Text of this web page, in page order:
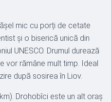
mic cu porți de cetate
și o biserică unică din
UNESCO. Drumul durează
vor rămâne mult timp. Ideal
după sosirea în Liov.
Drohobîci este un alt oraș